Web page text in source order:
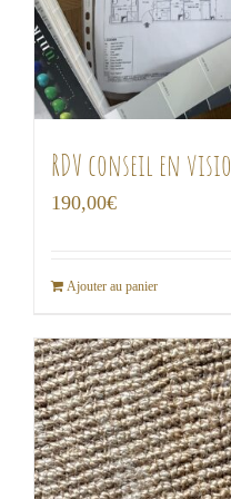
RDV conseil en visio
190,00€
Ajouter au panier